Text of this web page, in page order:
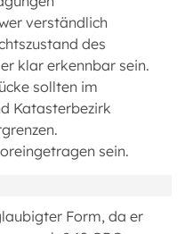
verständlich
des
klar erkennbar sein.
sollten im
Katasterbezirk
sein.
Form, da er